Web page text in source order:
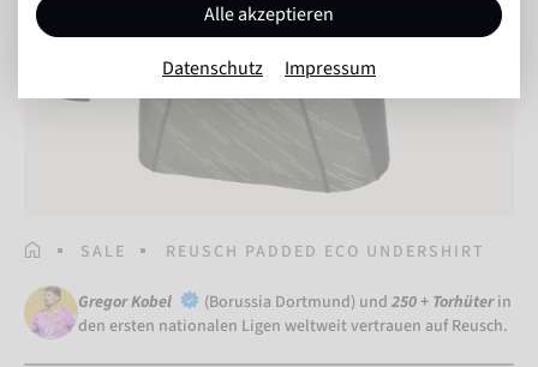
STARTSEITE
SALE REUSCH PADDED ECO UNDERSHIRT
Gregor Kobel (Borussia Dortmund) und 250 + Torhüter in
den ersten nationalen Ligen weltweit vertrauen auf Reusch.
Alle akzeptieren
Datenschutz Impressum